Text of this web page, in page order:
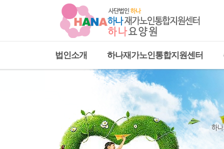
법인소개 하나재가노인통합지원센터